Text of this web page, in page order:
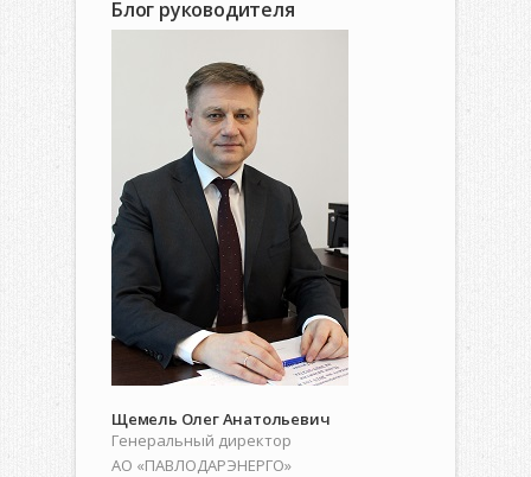
Блог руководителя
Щемель Олег Анатольевич
Генеральный директор
АО «ПАВЛОДАРЭНЕРГО»